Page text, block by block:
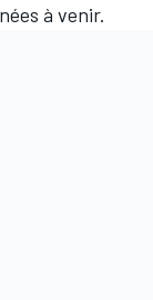
à venir.